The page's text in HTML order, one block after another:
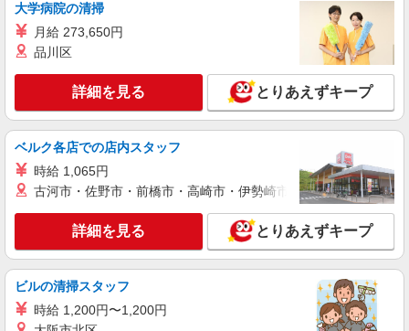
キープ 詳細を見る
派遣社員
株式会社シーエーセールススタッフ/tkAK42170a
アパレル販売
時給1540円〜1550円 ※経験・能力による 上
記給与＋時間外勤務手当＋交通費支給◎
玉川3丁目17－1 玉川高島屋S・C
キープ 詳細を見る
株式会社シーエーセールススタッフ/tkNY41035a
×8時間×20日＝256,000円 ※ご経験によって変動
大学病院の清掃
月給 273,650円
品川区
詳細を見る とりあえずキープ
ベルク各店での店内スタッフ
時給 1,065円
古河市・佐野市・前橋市・高崎市・伊勢崎市・太田市・館林市
詳細を見る とりあえずキープ
ビルの清掃スタッフ
時給 1,200円〜1,200円